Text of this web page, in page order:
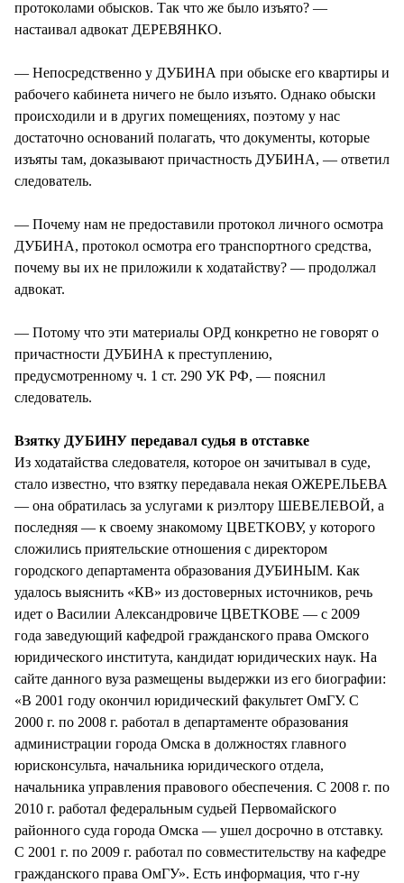
протоколами обысков. Так что же было изъято? —
настаивал адвокат ДЕРЕВЯНКО.
— Непосредственно у ДУБИНА при обыске его квартиры и
рабочего кабинета ничего не было изъято. Однако обыски
происходили и в других помещениях, поэтому у нас
достаточно оснований полагать, что документы, которые
изъяты там, доказывают причастность ДУБИНА, — ответил
следователь.
— Почему нам не предоставили протокол личного осмотра
ДУБИНА, протокол осмотра его транспортного средства,
почему вы их не приложили к ходатайству? — продолжал
адвокат.
— Потому что эти материалы ОРД конкретно не говорят о
причастности ДУБИНА к преступлению,
предусмотренному ч. 1 ст. 290 УК РФ, — пояснил
следователь.
Взятку ДУБИНУ передавал судья в отставке
Из ходатайства следователя, которое он зачитывал в суде,
стало известно, что взятку передавала некая ОЖЕРЕЛЬЕВА
— она обратилась за услугами к риэлтору ШЕВЕЛЕВОЙ, а
последняя — к своему знакомому ЦВЕТКОВУ, у которого
сложились приятельские отношения с директором
городского департамента образования ДУБИНЫМ. Как
удалось выяснить «КВ» из достоверных источников, речь
идет о Василии Александровиче ЦВЕТКОВЕ — с 2009
года заведующий кафедрой гражданского права Омского
юридического института, кандидат юридических наук. На
сайте данного вуза размещены выдержки из его биографии:
«В 2001 году окончил юридический факультет ОмГУ. С
2000 г. по 2008 г. работал в департаменте образования
администрации города Омска в должностях главного
юрисконсульта, начальника юридического отдела,
начальника управления правового обеспечения. С 2008 г. по
2010 г. работал федеральным судьей Первомайского
районного суда города Омска — ушел досрочно в отставку.
С 2001 г. по 2009 г. работал по совместительству на кафедре
гражданского права ОмГУ». Есть информация, что г-ну